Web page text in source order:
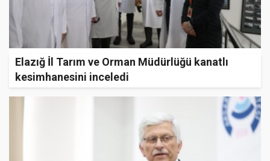
Elazığ İl Tarım ve Orman Müdürlüğü kanatlı
kesimhanesini inceledi